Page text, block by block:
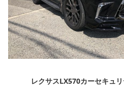
レクサスLX570カーセキュ